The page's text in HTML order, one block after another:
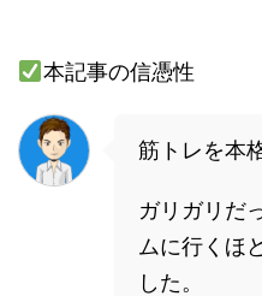
本記事の信憑性
筋トレを本
ガリガリだ
ムに行くほ
した。